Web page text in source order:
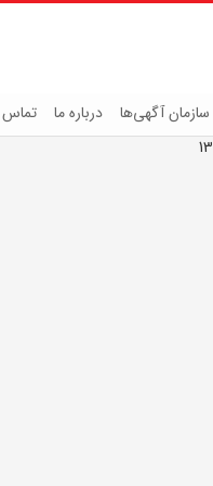
سازمان آگهی‌ها درباره ما تماس